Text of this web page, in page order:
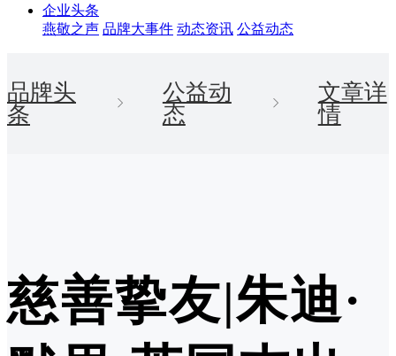
企业头条
燕敬之声 品牌大事件 动态资讯 公益动态
品牌头
条
公益动
态
文章详
情
慈善挚友|朱迪·